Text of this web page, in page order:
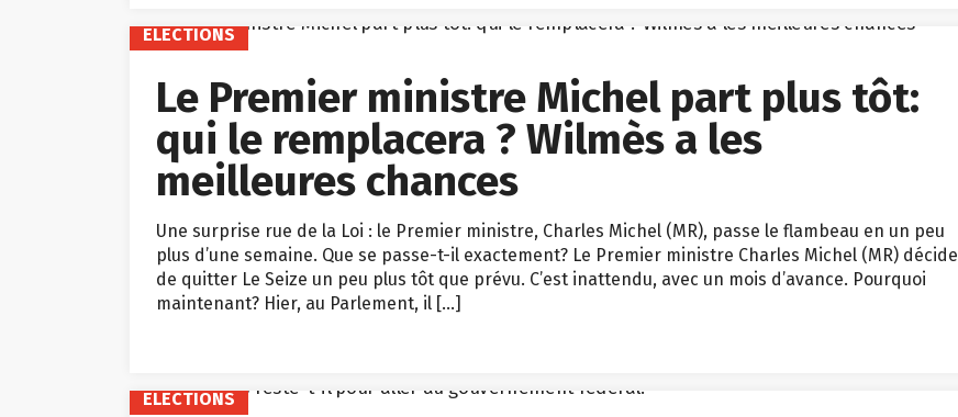
ELECTIONS
Le Premier ministre Michel part plus tôt:
qui le remplacera ? Wilmès a les
meilleures chances
Une surprise rue de la Loi : le Premier ministre, Charles Michel (MR), passe le flambeau en un peu
plus d’une semaine. Que se passe-t-il exactement? Le Premier ministre Charles Michel (MR) décide
de quitter Le Seize un peu plus tôt que prévu. C’est inattendu, avec un mois d’avance. Pourquoi
maintenant? Hier, au Parlement, il […]
ELECTIONS